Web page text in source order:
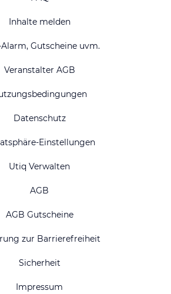
Inhalte melden
Gutscheine uvm.
Veranstalter AGB
Datenschutz
Einstellungen
Utiq Verwalten
AGB
AGB Gutscheine
zur Barrierefreiheit
Sicherheit
Impressum